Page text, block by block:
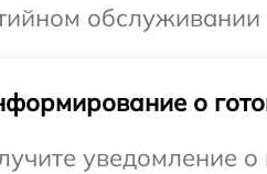
обслуживании
о
уведомление о